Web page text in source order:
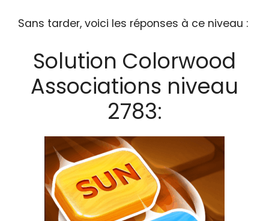
Sans tarder, voici les réponses à ce niveau :
Solution Colorwood
Associations niveau
2783: